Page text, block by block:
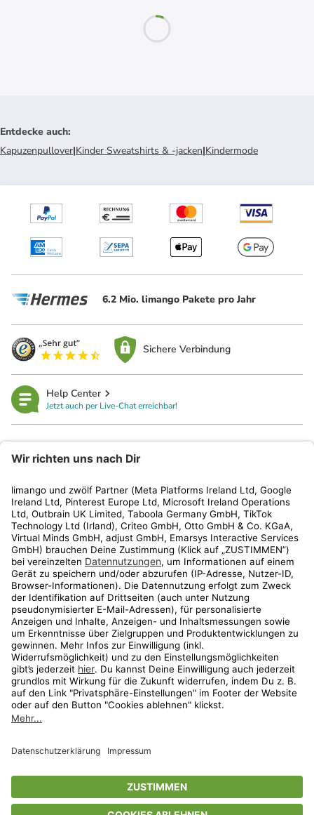
Entdecke auch:
Kapuzenpullover|Kinder Sweatshirts & -jacken|Kindermode
6.2 Mio. limango Pakete pro Jahr
Sichere Verbindung
Help Center
Jetzt auch per Live-Chat erreichbar!
Kundenservice
Shop
Aktionen
Travel
* Streichpreise entsprechen der unverbindlichen Preisempfehlung des
Herstellers. Prozentangaben beziehen sich auf den Streichpreis.